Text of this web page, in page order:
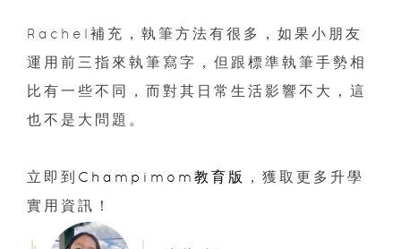
Rachel補充，執筆方法有很多，如果小朋友
運用前三指來執筆寫字，但跟標準執筆手勢相
比有一些不同，而對其日常生活影響不大，這
也不是大問題。
立即到 Champimom教育版
，獲取更多升學
實用資訊！